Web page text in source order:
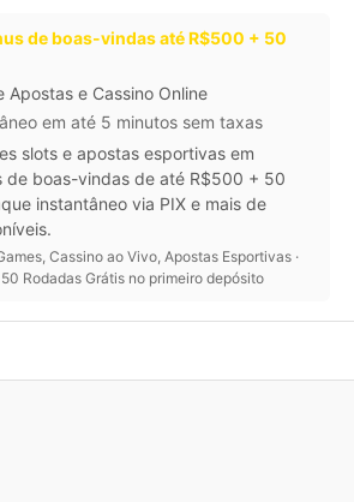
de boas-vindas até R$500 + 50
Apostas e Cassino Online
em até 5 minutos sem taxas
slots e apostas esportivas em
de boas-vindas de até R$500 + 50
instantâneo via PIX e mais de
Cassino ao Vivo, Apostas Esportivas ·
Rodadas Grátis no primeiro depósito